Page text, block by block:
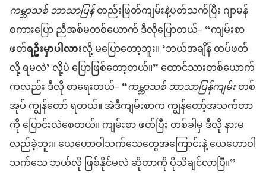
ကမ္ဘာသစ် ဘာသာပြန်တည်းဖြတ်ကျမ်းနဲ့ပတ်သက်ပြီး ဂျာမန်
စကားပြော ညီအစ်မတစ်ယောက် ဒီလိုပြောတယ်– “ကျမ်းစာ
ဖတ်ရဦးမှာပါလားလို့ မပြောတော့ဘူး။ ‘ဘယ်အချိန် ထပ်ဖတ်
လို့ ရမလဲ’ လို့ပဲ ပြောဖြစ်တော့တယ်။” ထောင်သားတစ်ယောက်
ကလည်း ဒီလို စာရေးတယ်– “ကမ္ဘာသစ် ဘာသာပြန်ကျမ်းတစ်
အုပ် ကျွန်တော် ရတယ်။ အဲဒီကျမ်းစာက ကျွန်တော့်အသက်တာ
ကို ပြောင်းလဲစေတယ်။ ကျမ်းစာ ဖတ်ပြီး တစ်ခါမှ ဒီလို နားမ
လည်ခဲ့ဘူး။ ယေဟောဝါသက်သေတွေအကြောင်းနဲ့ ယေဟောဝါ
သက်သေ ဘယ်လို ဖြစ်နိုင်မလဲ ဆိုတာကို ပိုသိချင်လာပြီ။”